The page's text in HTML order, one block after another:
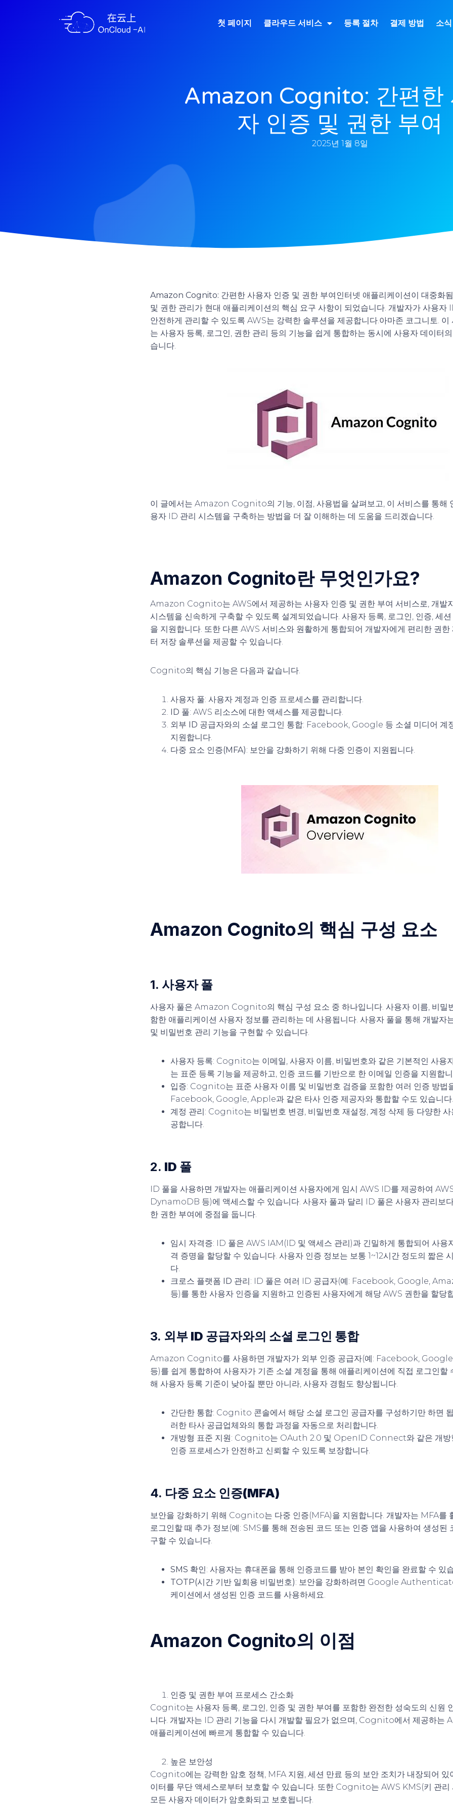
첫 페이지 클라우드 서비스 등록 절차 결제 방법 소식
Amazon Cognito: 간편한
자 인증 및 권한 부여
2025년 1월 8일
Amazon Cognito: 간편한 사용자 인증 및 권한 부여인터넷 애플리케이션이 대중화
및 권한 관리가 현대 애플리케이션의 핵심 요구 사항이 되었습니다. 개발자가 사용자
안전하게 관리할 수 있도록 AWS는 강력한 솔루션을 제공합니다.아마존 코그니토. 이
는 사용자 등록, 로그인, 권한 관리 등의 기능을 쉽게 통합하는 동시에 사용자 데이터
습니다.
이 글에서는 Amazon Cognito의 기능, 이점, 사용법을 살펴보고, 이 서비스를 통해
용자 ID 관리 시스템을 구축하는 방법을 더 잘 이해하는 데 도움을 드리겠습니다.
Amazon Cognito란 무엇인가요?
Amazon Cognito는 AWS에서 제공하는 사용자 인증 및 권한 부여 서비스로, 개발
시스템을 신속하게 구축할 수 있도록 설계되었습니다. 사용자 등록, 로그인, 인증, 세
을 지원합니다. 또한 다른 AWS 서비스와 원활하게 통합되어 개발자에게 편리한 권한
터 저장 솔루션을 제공할 수 있습니다.
Cognito의 핵심 기능은 다음과 같습니다.
사용자 풀: 사용자 계정과 인증 프로세스를 관리합니다.
ID 풀: AWS 리소스에 대한 액세스를 제공합니다.
외부 ID 공급자와의 소셜 로그인 통합: Facebook, Google 등 소셜 미디어 계
지원합니다.
다중 요소 인증(MFA): 보안을 강화하기 위해 다중 인증이 지원됩니다.
Amazon Cognito의 핵심 구성 요소
1. 사용자 풀
사용자 풀은 Amazon Cognito의 핵심 구성 요소 중 하나입니다. 사용자 이름, 비밀
함한 애플리케이션 사용자 정보를 관리하는 데 사용됩니다. 사용자 풀을 통해 개발자
및 비밀번호 관리 기능을 구현할 수 있습니다.
사용자 등록: Cognito는 이메일, 사용자 이름, 비밀번호와 같은 기본적인 사용
는 표준 등록 기능을 제공하고, 인증 코드를 기반으로 한 이메일 인증을 지원합
입증: Cognito는 표준 사용자 이름 및 비밀번호 검증을 포함한 여러 인증 방법
Facebook, Google, Apple과 같은 타사 인증 제공자와 통합할 수도 있습니다.
계정 관리: Cognito는 비밀번호 변경, 비밀번호 재설정, 계정 삭제 등 다양한 사
공합니다.
2. ID 풀
ID 풀을 사용하면 개발자는 애플리케이션 사용자에게 임시 AWS ID를 제공하여
DynamoDB 등)에 액세스할 수 있습니다. 사용자 풀과 달리 ID 풀은 사용자 관리보
한 권한 부여에 중점을 둡니다.
임시 자격증: ID 풀은 AWS IAM(ID 및 액세스 관리)과 긴밀하게 통합되어 사용
격 증명을 할당할 수 있습니다. 사용자 인증 정보는 보통 1~12시간 정도의 짧은
다.
크로스 플랫폼 ID 관리: ID 풀은 여러 ID 공급자(예: Facebook, Google,
등)를 통한 사용자 인증을 지원하고 인증된 사용자에게 해당 AWS 권한을 할당
3. 외부 ID 공급자와의 소셜 로그인 통합
Amazon Cognito를 사용하면 개발자가 외부 인증 공급자(예: Facebook,
등)를 쉽게 통합하여 사용자가 기존 소셜 계정을 통해 애플리케이션에 직접 로그인할
해 사용자 등록 기준이 낮아질 뿐만 아니라, 사용자 경험도 향상됩니다.
간단한 통합: Cognito 콘솔에서 해당 소셜 로그인 공급자를 구성하기만 하면
러한 타사 공급업체와의 통합 과정을 자동으로 처리합니다.
개방형 표준 지원: Cognito는 OAuth 2.0 및 OpenID Connect와 같은 개방
인증 프로세스가 안전하고 신뢰할 수 있도록 보장합니다.
4. 다중 요소 인증(MFA)
보안을 강화하기 위해 Cognito는 다중 인증(MFA)을 지원합니다. 개발자는 MFA를
로그인할 때 추가 정보(예: SMS를 통해 전송된 코드 또는 인증 앱을 사용하여 생성된
구할 수 있습니다.
SMS 확인: 사용자는 휴대폰을 통해 인증코드를 받아 본인 확인을 완료할 수 있
TOTP(시간 기반 일회용 비밀번호): 보안을 강화하려면 Google
케이션에서 생성된 인증 코드를 사용하세요.
Amazon Cognito의 이점
인증 및 권한 부여 프로세스 간소화
Cognito는 사용자 등록, 로그인, 인증 및 권한 부여를 포함한 완전한 성숙도의 신원
니다. 개발자는 ID 관리 기능을 다시 개발할 필요가 없으며, Cognito에서 제공하는
애플리케이션에 빠르게 통합할 수 있습니다.
높은 보안성
Cognito에는 강력한 암호 정책, MFA 지원, 세션 만료 등의 보안 조치가 내장되어 있
이터를 무단 액세스로부터 보호할 수 있습니다. 또한 Cognito는 AWS KMS(키 관리
모든 사용자 데이터가 암호화되고 보호됩니다.